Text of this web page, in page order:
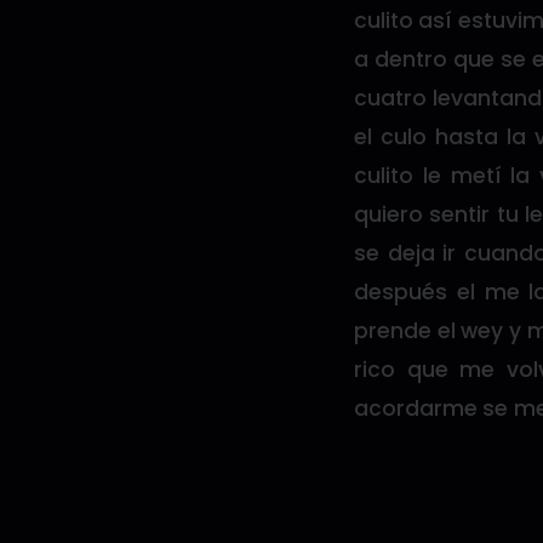
culito así
a dentro que se
cuatro
el culo hasta la
culito le metí la
quiero sentir tu
se deja ir
después el me
prende el wey y
rico que me
acordarme se